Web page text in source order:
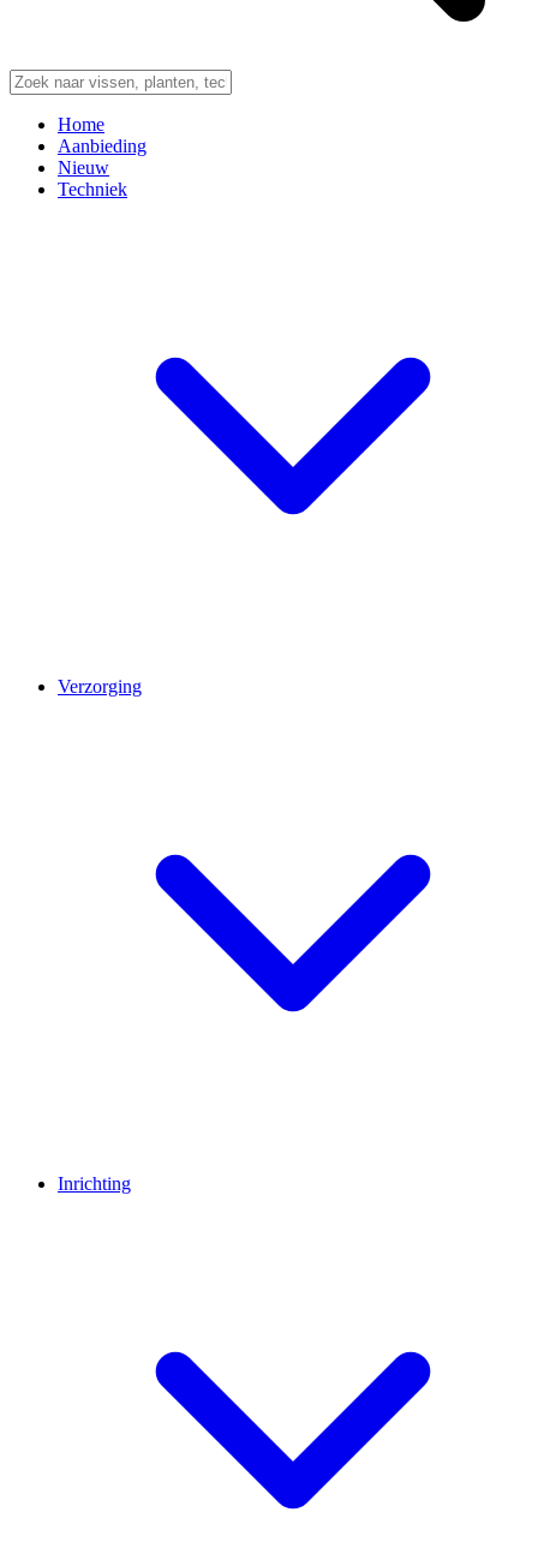
Home
Aanbieding
Nieuw
Techniek
Verzorging
Inrichting